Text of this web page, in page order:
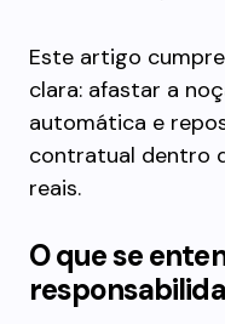
Este artigo
clara: afastar a
automática e
contratual dentro
reais.
O que se